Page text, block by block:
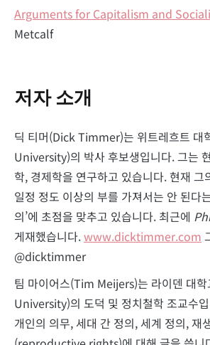
Arguments for Capitalism and
Metcalf
저자 소개
딕 티머(Dick Timmer)는 위트레흐트
University)의 박사 후보생입니다. 그는
학, 경제학을 연구하고 있습니다. 현재 그
일정 정도 이상의 부를 가져서는 안 된다
의’에 초점을 맞추고 있습니다. 최근에
게재했습니다.www.dicktimmer.com
@dicktimmer
팀 마이어스(Tim Meijers)는 라이덴 대
University)의 도덕 및 정치철학 조교수
개인의 의무, 세대 간 정의, 세계 정의, 재